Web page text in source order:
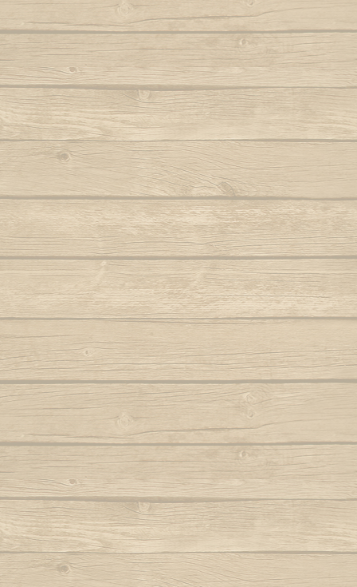
Autor : Formado Cigano
Capoeira de Angola
Autor : Mestre Charm
Capoeira de verdade
Autor : Professor Fanho (Capoeira Brasil)
Capoeira é Beleza
Autor : Mestre Matias
Capoeirando
Autor : Mestre Espirrinho
Catarina, meu amor
Autor : Mestre Mão Branca
Cor de misterio
Autor : Mestre Mão Branca (Capoeira
Gerais)
Cordão de ouro é Besouro Manganga
Autor : Mestre Mão Branca
Dendê
Dende mare
Dona Maria como vai você
E caminhador
Autor : Mestre Ramos (Senzala)
E da nossa cor
E e e Viola
Autor : Mestre Kim
Quando meu
Que
Quem
Autor :
Quem
Autor :
Rainha do
Autor :
Samba
Saudade
Autor : Boa
Autor : Mestre
Se
Mestre